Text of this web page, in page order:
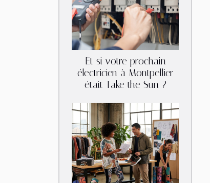
Et si votre prochain
électricien à Montpellier
était Take the Sun ?